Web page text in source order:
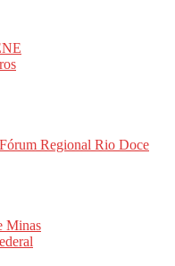
Regional Rio Doce
Minas